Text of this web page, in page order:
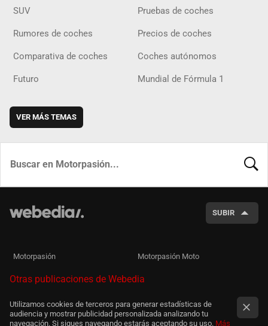
SUV Pruebas de coches
Rumores de coches Precios de coches
Comparativa de coches Coches autónomos
Futuro Mundial de Fórmula 1
VER MÁS TEMAS
SUBIR
Motorpasión Motorpasión Moto
Otras publicaciones de Webedia
Utilizamos cookies de terceros para generar estadísticas de
audiencia y mostrar publicidad personalizada analizando tu
navegación. Si sigues navegando estarás aceptando su uso. Más